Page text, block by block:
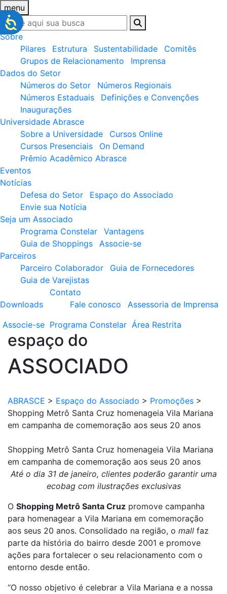
menu
Sobre
Pilares
Estrutura Sustentabilidade
Comitês
Grupos de Relacionamento
Imprensa
Dados do Setor
Números do Setor
Números Regionais
Números Estaduais
Definições e Convenções
Inaugurações
Universidade Abrasce
Sobre a Universidade
Cursos Online
Cursos Presenciais
On Demand
Prêmio Acadêmico Abrasce
Eventos
Notícias
Defesa do Setor
Espaço do Associado
Envie sua Notícia
Seja um Associado
Programa Constelar
Vantagens
Guia de Shoppings
Associe-se
Parceiros
Parceiro Colaborador
Guia de Fornecedores
Guia de Varejistas
Downloads
Contato
Fale conosco
Assessoria de Imprensa
Associe-se Programa Constelar Área Restrita
espaço do
ASSOCIADO
ABRASCE > Espaço do Associado > Promoções >
Shopping Metrô Santa Cruz homenageia Vila Mariana
em campanha de comemoração aos seus 20 anos
Shopping Metrô Santa Cruz homenageia Vila Mariana
em campanha de comemoração aos seus 20 anos
Até o dia 31 de janeiro, clientes poderão garantir uma
ecobag com ilustrações exclusivas
O Shopping Metrô Santa Cruz promove campanha
para homenagear a Vila Mariana em comemoração
aos seus 20 anos. Consolidado na região, o mall faz
parte da história do bairro desde 2001 e promove
ações para fortalecer o seu relacionamento com o
entorno desde então.
“O nosso objetivo é celebrar a Vila Mariana e a nossa